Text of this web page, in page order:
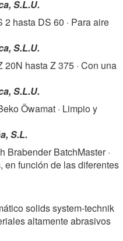
S.L.U.
2 hasta DS 60 · Para aire
S.L.U.
20N hasta Z 375 · Con una
S.L.U.
Öwamat · Limpio y
S.L.
Brabender BatchMaster·
en función de las diferentes
solids system-technik
altamente abrasivos